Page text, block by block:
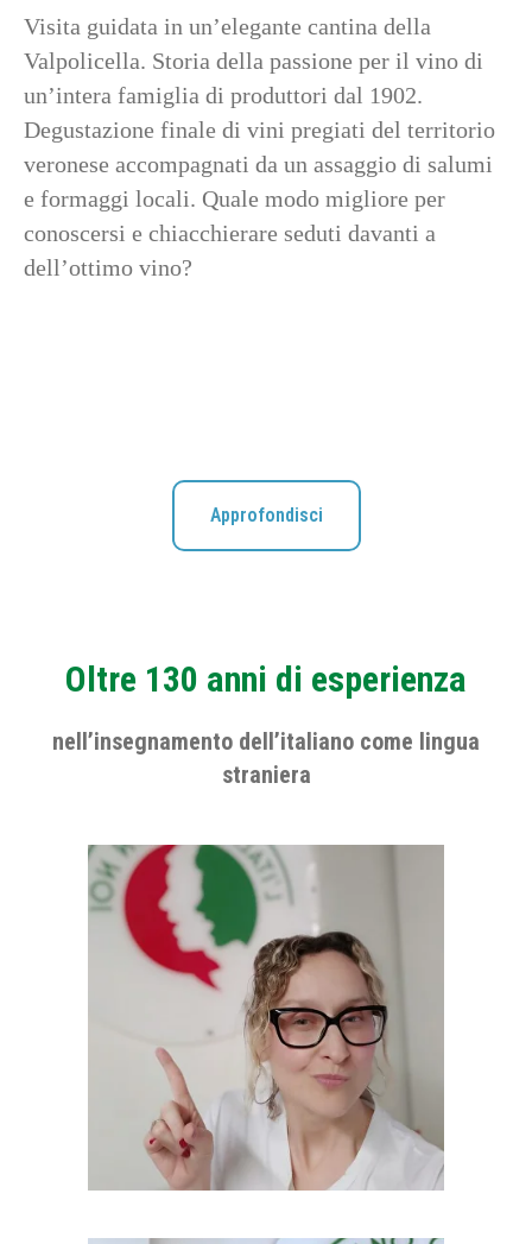
Visita guidata in un’elegante cantina della
Valpolicella. Storia della passione per il vino di
un’intera famiglia di produttori dal 1902.
Degustazione finale di vini pregiati del territorio
veronese accompagnati da un assaggio di salumi
e formaggi locali. Quale modo migliore per
conoscersi e chiacchierare seduti davanti a
dell’ottimo vino?
Approfondisci
Oltre 130 anni di esperienza
nell’insegnamento dell’italiano come lingua
straniera
22 anni di esperienza
Nella mia scuola i tuoi obiettivi sono la nostra
passione. La tua padronanza dell’italiano è la
nostra più grande soddisfazione."